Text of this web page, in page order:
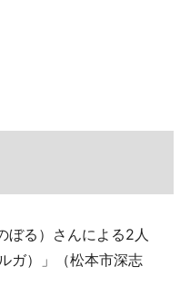
ぼる）さんによる2人
ガ）」（松本市深志